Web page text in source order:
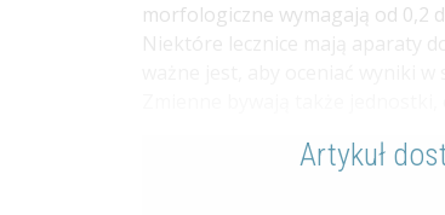
morfologiczne wymagają od 0,2
Niektóre lecznice mają aparaty
Artykuł